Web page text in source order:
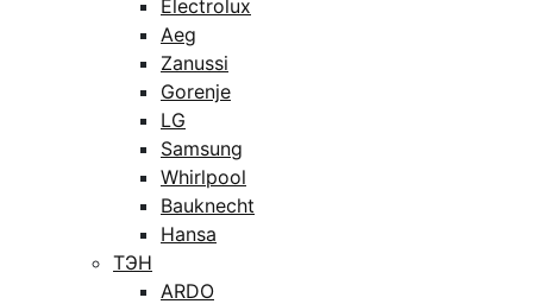
Electrolux
Aeg
Zanussi
Gorenje
LG
Samsung
Whirlpool
Bauknecht
Hansa
ТЭН
ARDO